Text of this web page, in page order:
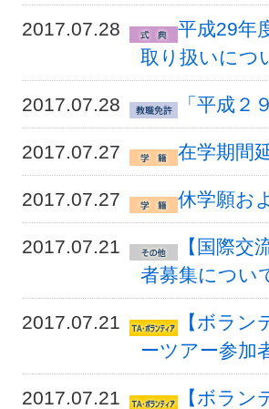
2017.07.28
平成29年
取り扱いにつ
2017.07.28 「平成２
2017.07.27 在学期間
2017.07.27 休学願お
2017.07.21
【国際
者募集につい
2017.07.21
【ボラ
ーツアー参加
2017.07.21
【ボラ